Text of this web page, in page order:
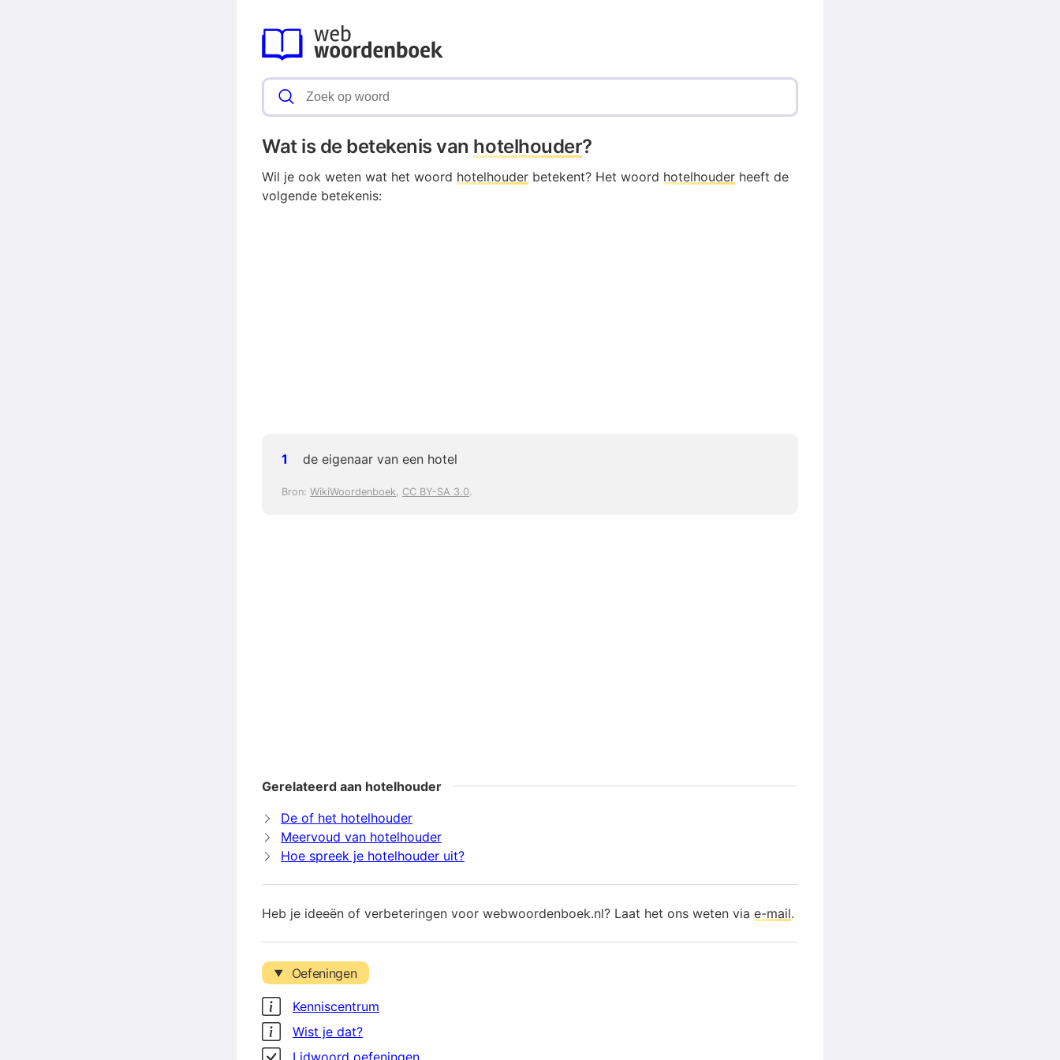
Wat is de betekenis van hotelhouder?
Wil je ook weten wat het woord hotelhouder betekent? Het woord hotelhouder heeft de
volgende betekenis:
de eigenaar van een hotel
Bron: WikiWoordenboek, CC BY-SA 3.0.
Gerelateerd aan hotelhouder
De of het hotelhouder
Meervoud van hotelhouder
Hoe spreek je hotelhouder uit?
Heb je ideeën of verbeteringen voor webwoordenboek.nl? Laat het ons weten via e-mail.
Oefeningen
Kenniscentrum
Wist je dat?
Lidwoord oefeningen